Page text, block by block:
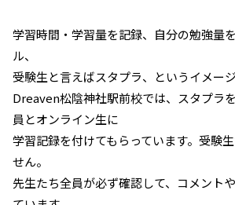
学習時間・学習量を記録、自分の勉強量
ル、
受験生と言えばスタプラ、というイメー
Dreaven松陰神社駅前校では、スタプラ
員とオンライン生に
学習記録を付けてもらっています。受験
せん。
先生たち全員が必ず確認して、コメント